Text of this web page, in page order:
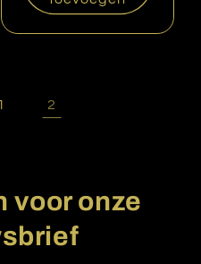
1 2
voor onze